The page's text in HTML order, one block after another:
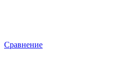
Сравнение